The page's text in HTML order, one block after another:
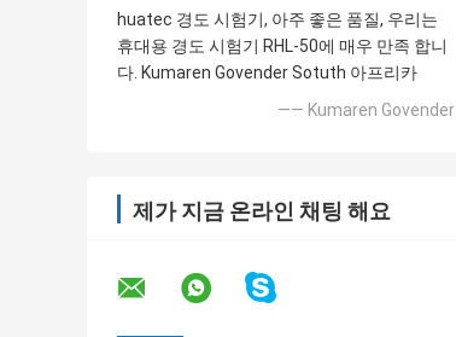
huatec 경도 시험기, 아주 좋은 품질, 우리는
휴대용 경도 시험기 RHL-50에 매우 만족 합니
다. Kumaren Govender Sotuth 아프리카
—— Kumaren Govender
제가 지금 온라인 채팅 해요